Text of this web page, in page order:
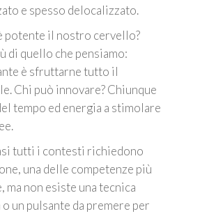
e spesso delocalizzato.
potente il nostro cervello?
di quello che pensiamo:
è sfruttarne tutto il
Chi può innovare? Chiunque
tempo ed energia a stimolare
tutti i contesti richiedono
una delle competenze più
ma non esiste una tecnica
un pulsante da premere per